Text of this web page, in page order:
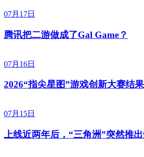
07月17日
腾讯把二游做成了Gal Game？
07月16日
2026“指尖星图”游戏创新大赛结
07月15日
上线近两年后，“三角洲”突然推